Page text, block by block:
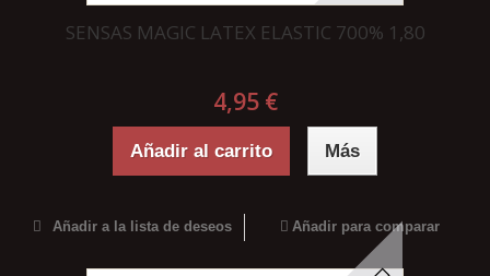
SENSAS MAGIC LATEX ELASTIC 700% 1,80
4,95 €
Añadir al carrito Más
Añadir a la lista de deseos Añadir para comparar